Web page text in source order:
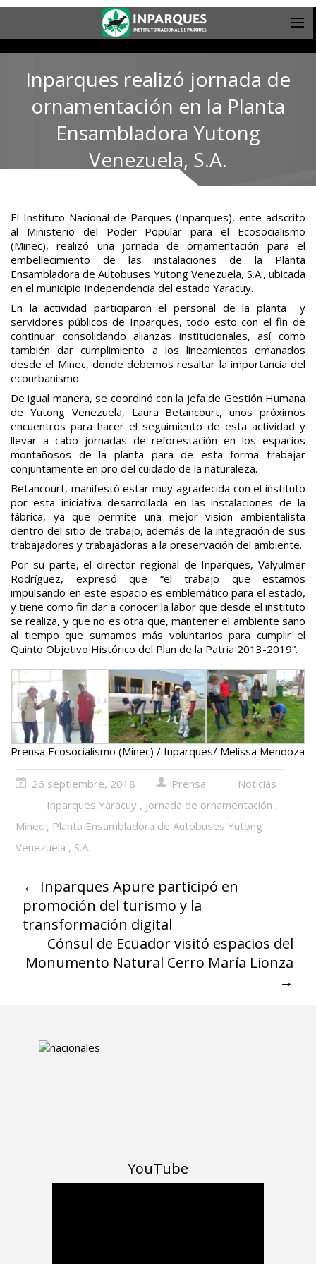
Inparques realizó jornada de
ornamentación en la Planta
Ensambladora Yutong
Venezuela, S.A.
El Instituto Nacional de Parques (Inparques), ente adscrito
al Ministerio del Poder Popular para el Ecosocialismo
(Minec), realizó una jornada de ornamentación para el
embellecimiento de las instalaciones de la Planta
Ensambladora de Autobuses Yutong Venezuela, S.A., ubicada
en el municipio Independencia del estado Yaracuy.
En la actividad participaron el personal de la planta y
servidores públicos de Inparques, todo esto con el fin de
continuar consolidando alianzas institucionales, así como
también dar cumplimiento a los lineamientos emanados
desde el Minec, donde debemos resaltar la importancia del
ecourbanismo.
De igual manera, se coordinó con la jefa de Gestión Humana
de Yutong Venezuela, Laura Betancourt, unos próximos
encuentros para hacer el seguimiento de esta actividad y
llevar a cabo jornadas de reforestación en los espacios
montañosos de la planta para de esta forma trabajar
conjuntamente en pro del cuidado de la naturaleza.
Betancourt, manifestó estar muy agradecida con el instituto
por esta iniciativa desarrollada en las instalaciones de la
fábrica, ya que permite una mejor visión ambientalista
dentro del sitio de trabajo, además de la integración de sus
trabajadores y trabajadoras a la preservación del ambiente.
Por su parte, el director regional de Inparques, Valyulmer
Rodríguez, expresó que “el trabajo que estamos
impulsando en este espacio es emblemático para el estado,
y tiene como fin dar a conocer la labor que desde el instituto
se realiza, y que no es otra que, mantener el ambiente sano
al tiempo que sumamos más voluntarios para cumplir el
Quinto Objetivo Histórico del Plan de la Patria 2013-2019”.
Prensa Ecosocialismo (Minec) / Inparques/ Melissa Mendoza
26 septiembre, 2018 Prensa
Noticias
Inparques Yaracuy , jornada de ornamentación ,
Minec , Planta Ensambladora de Autobuses Yutong
Venezuela , S.A.
← Inparques Apure participó en
promoción del turismo y la
transformación digital
Cónsul de Ecuador visitó espacios del
Monumento Natural Cerro María Lionza
→
YouTube